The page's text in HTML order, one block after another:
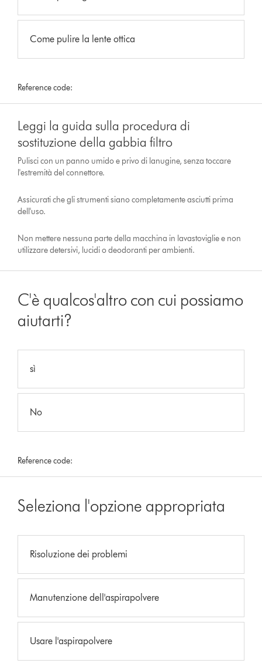
Come pulire la lente ottica
Reference code:
Leggi la guida sulla procedura di
sostituzione della gabbia filtro
Pulisci con un panno umido e privo di lanugine, senza toccare
l'estremità del connettore.
Assicurati che gli strumenti siano completamente asciutti prima
dell'uso.
Non mettere nessuna parte della macchina in lavastoviglie e non
utilizzare detersivi, lucidi o deodoranti per ambienti.
C'è qualcos'altro con cui possiamo
aiutarti?
sì
No
Reference code:
Seleziona l'opzione appropriata
Risoluzione dei problemi
Manutenzione dell'aspirapolvere
Usare l'aspirapolvere